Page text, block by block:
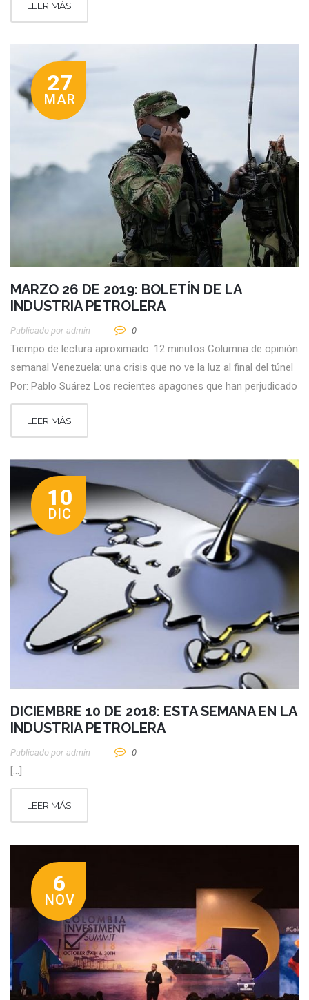
LEER MÁS
27
MAR
MARZO 26 DE 2019: BOLETÍN DE LA
INDUSTRIA PETROLERA
Publicado por Admin 0
Tiempo de lectura aproximado: 12 minutos Columna de opinión
semanal Venezuela: una crisis que no ve la luz al final del túnel
Por: Pablo Suárez Los recientes apagones que han perjudicado
LEER MÁS
10
DIC
DICIEMBRE 10 DE 2018: ESTA SEMANA EN LA
INDUSTRIA PETROLERA
Publicado por Admin 0
[…]
LEER MÁS
6
NOV